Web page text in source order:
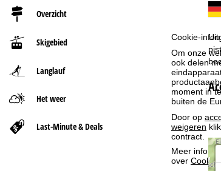
Cookie-
Om onze
ook delen
moment in
buiten de
Door op
weigeren
contract.
Meer
over Cookie-
Overzicht
Skigebied
Langlauf
Het weer
Last-Minute & Deals